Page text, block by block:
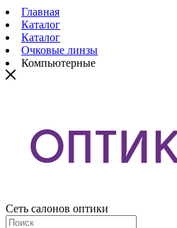
Главная
Каталог
Каталог
Очковые линзы
Компьютерные
Сеть салонов оптики